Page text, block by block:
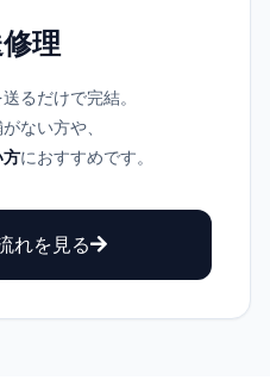
理
るだけで完結。
ない方や、
方におすすめです。
れを見る